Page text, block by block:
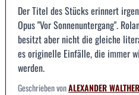
Der Titel des Stücks erinnert
Opus "Vor Sonnenuntergang".
besitzt aber nicht die gleiche
es originelle Einfälle, die immer
werden.
Geschrieben vonALEXANDER WALTHER